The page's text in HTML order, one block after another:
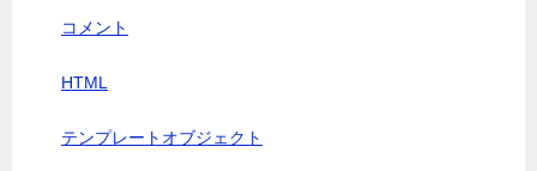
コメント
HTML
テンプレートオブジェクト